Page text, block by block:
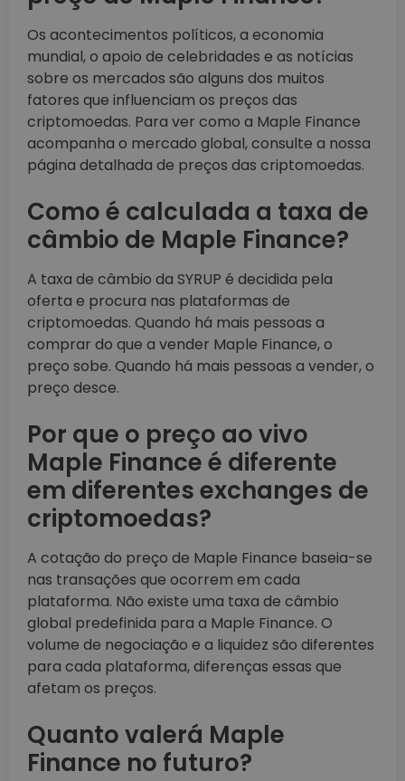
Os acontecimentos políticos, a economia
mundial, o apoio de celebridades e as notícias
sobre os mercados são alguns dos muitos
fatores que influenciam os preços das
criptomoedas. Para ver como a Maple Finance
acompanha o mercado global, consulte a nossa
página detalhada de preços das criptomoedas.
Como é calculada a taxa de
câmbio de Maple Finance?
A taxa de câmbio da SYRUP é decidida pela
oferta e procura nas plataformas de
criptomoedas. Quando há mais pessoas a
comprar do que a vender Maple Finance, o
preço sobe. Quando há mais pessoas a vender, o
preço desce.
Por que o preço ao vivo
Maple Finance é diferente
em diferentes exchanges de
criptomoedas?
A cotação do preço de Maple Finance baseia-se
nas transações que ocorrem em cada
plataforma. Não existe uma taxa de câmbio
global predefinida para a Maple Finance. O
volume de negociação e a liquidez são diferentes
para cada plataforma, diferenças essas que
afetam os preços.
Quanto valerá Maple
Finance no futuro?